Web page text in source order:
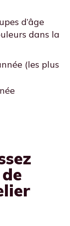
d’âge
dans la
(les plus